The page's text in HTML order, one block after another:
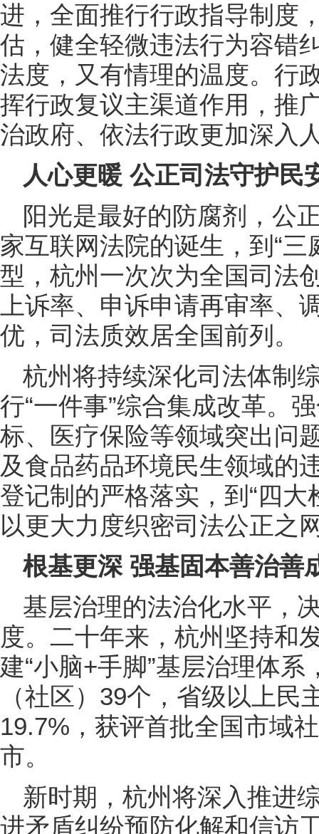
进，全面推行行政指导制度
估，健全轻微违法行为容错
法度，又有情理的温度。行
挥行政复议主渠道作用，推
治政府、依法行政更加深入
人心更暖 公正司法守护民
阳光是最好的防腐剂，公
家互联网法院的诞生，到“
型，杭州一次次为全国司法
上诉率、申诉申请再审率、
优，司法质效居全国前列。
杭州将持续深化司法体制
行“一件事”综合集成改革。
标、医疗保险等领域突出问
及食品药品环境民生领域的
登记制的严格落实，到“四
以更大力度织密司法公正之
根基更深 强基固本善治善
基层治理的法治化水平，
度。二十年来，杭州坚持和
建“小脑+手脚”基层治理体
（社区）39个，省级以上
19.7%，获评首批全国市域
市。
新时期，杭州将深入推进
进矛盾纠纷预防化解和信访